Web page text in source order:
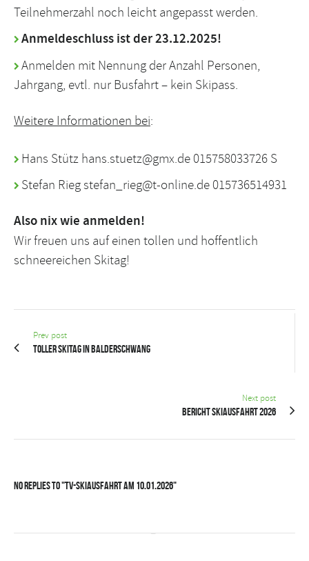
Teilnehmerzahl noch leicht angepasst werden.
Anmeldeschluss ist der 23.12.2025!
Anmelden mit Nennung der Anzahl Personen,
Jahrgang, evtl. nur Busfahrt – kein Skipass.
Weitere Informationen bei:
Hans Stütz hans.stuetz@gmx.de 015758033726 S
Stefan Rieg stefan_rieg@t-online.de 015736514931
Also nix wie anmelden!
Wir freuen uns auf einen tollen und hoffentlich
schneereichen Skitag!
Prev post
Toller Skitag in Balderschwang
Next post
Bericht Skiausfahrt 2026
No Replies to "TV-Skiausfahrt am 10.01.2026"